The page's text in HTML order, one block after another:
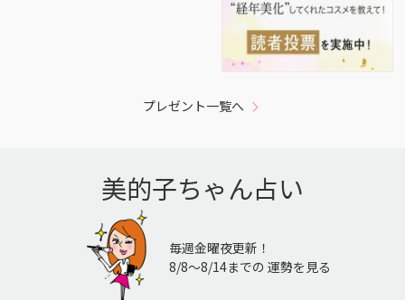
プレゼント一覧へ
美的子ちゃん占い
毎週金曜夜更新！
8/8〜8/14までの 運勢を見る